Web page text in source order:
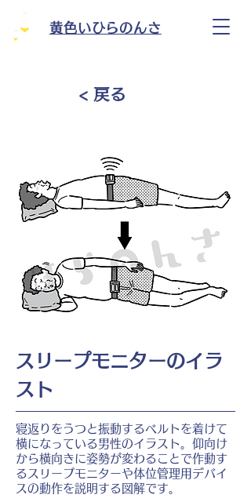
黄色いひらのんさ
< 戻る
スリープモニターのイラ
スト
寝返りをうつと振動するベルトを着けて
横になっている男性のイラスト。仰向け
から横向きに姿勢が変わることで作動す
るスリープモニターや体位管理用デバイ
スの動作を説明する図解です。